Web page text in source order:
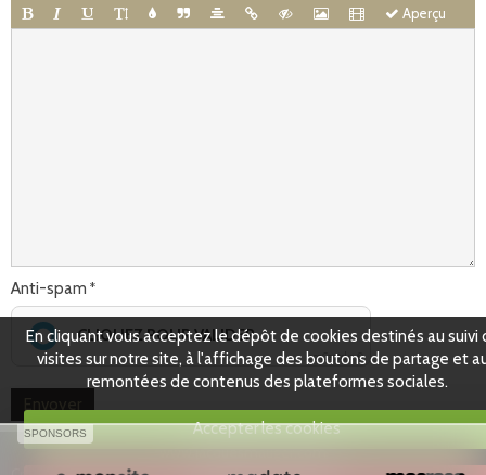
Partenaires Aperçu
Anti-spam
CLIQUEZ POUR VALIDER
IconCaptcha ©
SPONSORS
En cliquant vous acceptez le dépôt de cookies destinés au suivi
visites sur notre site, à l'affichage des boutons de partage et
remontées de contenus des plateformes sociales.
Accepter les cookies